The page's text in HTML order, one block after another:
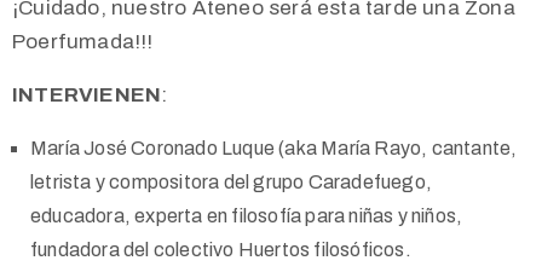
¡Cuidado, nuestro Ateneo será esta tarde una Zona
Poerfumada!!!
INTERVIENEN:
María José Coronado Luque (aka María Rayo, cantante,
letrista y compositora del grupo Caradefuego,
educadora, experta en filosofía para niñas y niños,
fundadora del colectivo Huertos filosóficos.